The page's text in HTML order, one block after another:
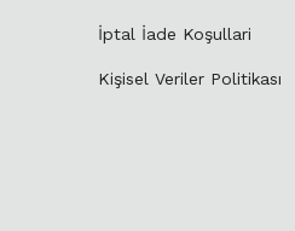
İptal İade Koşullari
Kişisel Veriler Politikası